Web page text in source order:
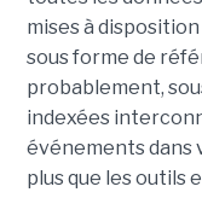
mises à
sous forme de
probablement,
indexées
événements dans
plus que les outils